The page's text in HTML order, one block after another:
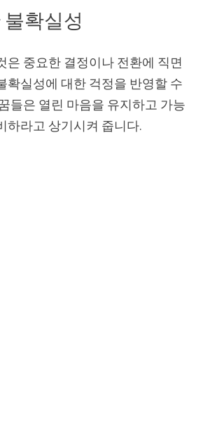
확실성
은 중요한 결정이나 전환에 직면
확실성에 대한 걱정을 반영할 수
들은 열린 마음을 유지하고 가능
하라고 상기시켜 줍니다.